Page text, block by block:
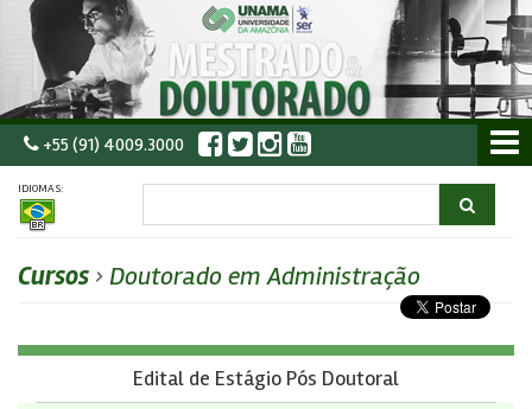
+55 (91) 4009.3000
IDIOMAS:
Cursos› Doutorado em Administração
Edital de Estágio Pós Doutoral